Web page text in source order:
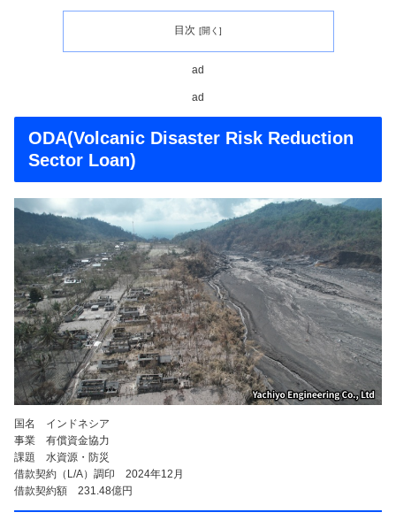
目次
ad
ad
ODA(Volcanic Disaster Risk Reduction
Sector Loan)
国名 インドネシア
事業 有償資金協力
課題 水資源・防災
借款契約（L/A）調印 2024年12月
借款契約額 231.48億円